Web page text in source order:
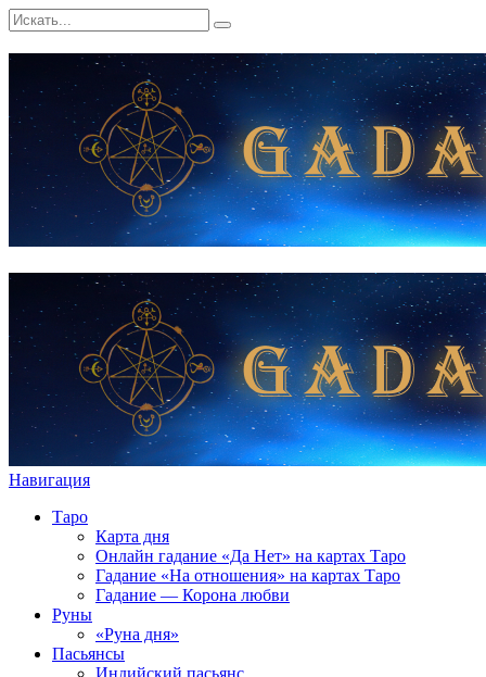
Навигация
Таро
Карта дня
Онлайн гадание «Да Нет» на картах Таро
Гадание «На отношения» на картах Таро
Гадание — Корона любви
Руны
«Руна дня»
Пасьянсы
Индийский пасьянс